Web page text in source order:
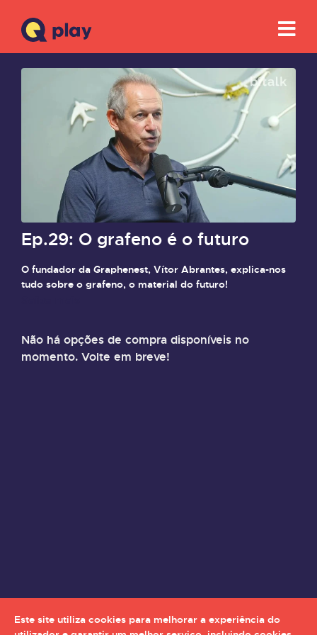
Ep.29: O grafeno é o futuro
O fundador da Graphenest, Vítor Abrantes, explica-nos
tudo sobre o grafeno, o material do futuro!
Não há opções de compra disponíveis no
momento. Volte em breve!
Este site utiliza cookies para melhorar a experiência do